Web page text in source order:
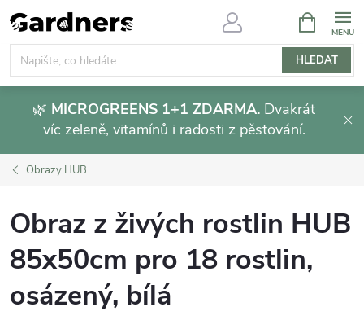
Přejít
na
obsah
HLEDAT
NÁKUPNÍ
KOŠÍK
🌿 MICROGREENS 1+1 ZDARMA. Dvakrát
víc zeleně, vitamínů i radosti z pěstování.
Obrazy HUB
Obraz z živých rostlin HUB
85x50cm pro 18 rostlin,
osázený, bílá